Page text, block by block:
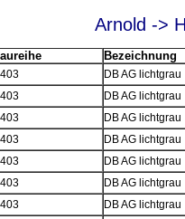
Arnold ->
Bezeichnung
403 DB AG
403 DB AG
403 DB AG
403 DB AG
403 DB AG
403 DB AG
403 DB AG